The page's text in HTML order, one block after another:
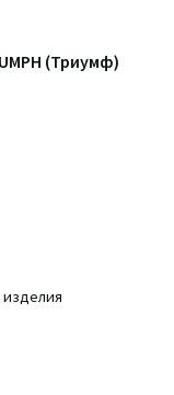
(Триумф)
изделия